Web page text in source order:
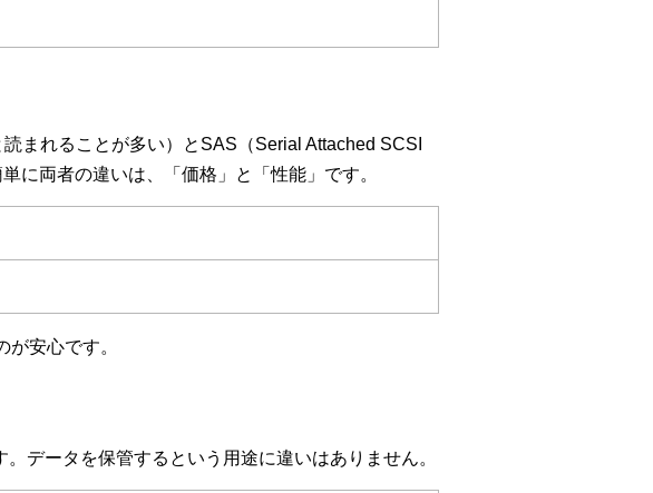
まれることが多い）とSAS（Serial Attached SCSI
に両者の違いは、「価格」と「性能」です。
安心です。
データを保管するという用途に違いはありません。